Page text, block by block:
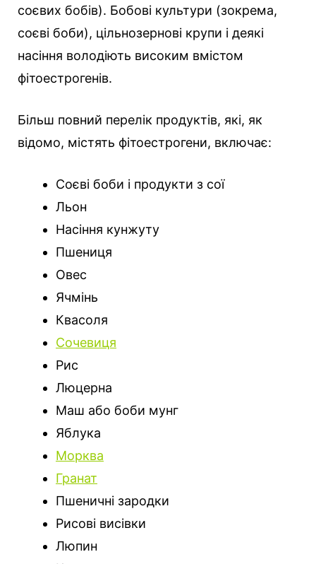
соєвих бобів). Бобові культури (зокрема,
соєві боби), цільнозернові крупи і деякі
насіння володіють високим вмістом
фітоестрогенів.
Більш повний перелік продуктів, які, як
відомо, містять фітоестрогени, включає:
Соєві боби і продукти з сої
Льон
Насіння кунжуту
Пшениця
Овес
Ячмінь
Квасоля
Сочевиця
Рис
Люцерна
Маш або боби мунг
Яблука
Морква
Гранат
Пшеничні зародки
Рисові висівки
Люпин